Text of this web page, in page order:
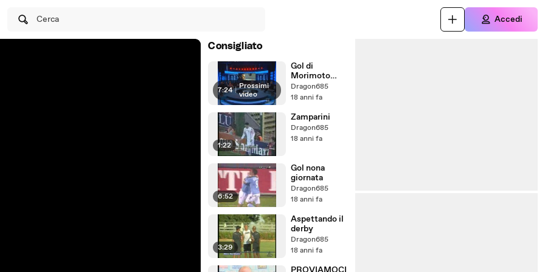
Cerca Accedi
Consigliato
7:24 | Prossimi
video
Gol di
Morimoto
regolare
espulsione
Dragon685
18 anni fa
1:22
Zamparini
Dragon685
18 anni fa
6:52
Gol nona
giornata
Dragon685
18 anni fa
3:29
Aspettando il
derby
Dragon685
18 anni fa